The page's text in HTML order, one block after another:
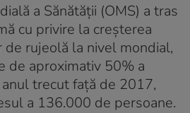
a Sănătăţii (OMS) a tras
cu privire la creşterea
de rujeolă la nivel mondial,
de aproximativ 50% a
trecut faţă de 2017,
a 136.000 de persoane.